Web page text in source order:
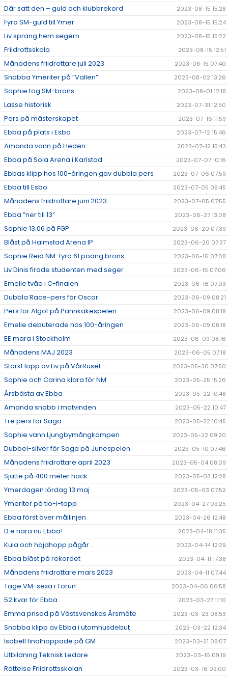
Där satt den – guld och klubbrekord 2023-08-15 15:28
Fyra SM-guld till Ymer 2023-08-15 15:24
Liv sprang hem segern 2023-08-15 15:22
Friidrottsskola 2023-08-15 12:51
Månadens friidrottare juli 2023 2023-08-15 07:40
Snabba Ymeriter på ”Vallen” 2023-08-02 13:26
Sophie tog SM-brons 2023-08-01 12:18
Lasse historisk 2023-07-31 12:50
Pers på mästerskapet 2023-07-16 11:59
Ebba på plats i Esbo 2023-07-12 15:46
Amanda vann på Heden 2023-07-12 15:43
Ebba på Sola Arena i Karlstad 2023-07-07 10:16
Ebbas klipp hos 100-åringen gav dubbla pers 2023-07-06 07:59
Ebba till Esbo 2023-07-05 09:45
Månadens friidrottare juni 2023 2023-07-05 07:55
Ebba ”ner till 13” 2023-06-27 13:08
Sophie 13.06 på FGP 2023-06-20 07:39
Blåst på Halmstad Arena IP 2023-06-20 07:37
Sophie Reid NM-fyra 61 poäng brons 2023-06-16 07:08
Liv Dinis firade studenten med seger 2023-06-16 07:06
Emelie tvåa i C-finalen 2023-06-16 07:03
Dubbla Race-pers för Oscar 2023-06-09 08:21
Pers för Algot på Pannkakespelen 2023-06-09 08:19
Emelie debuterade hos 100-åringen 2023-06-09 08:18
EE mara i Stockholm 2023-06-09 08:16
Månadens MAJ 2023 2023-06-05 07:18
Starkt lopp av Liv på VårRuset 2023-05-30 07:50
Sophie och Carina klara för NM 2023-05-25 15:26
Årsbästa av Ebba 2023-05-22 10:48
Amanda snabb i motvinden 2023-05-22 10:47
Tre pers för Saga 2023-05-22 10:45
Sophie vann Ljungbymångkampen 2023-05-22 09:20
Dubbel-silver för Saga på Junespelen 2023-05-10 07:46
Månadens friidrottare april 2023 2023-05-04 08:09
Sjätte på 400 meter häck 2023-05-03 12:28
Ymerdagen lördag 13 maj 2023-05-03 07:52
Ymeriter på tio-i-topp 2023-04-27 09:25
Ebba först över mållinjen 2023-04-26 12:48
D e nära nu Ebba! 2023-04-18 11:35
Kula och höjdhopp pågår... 2023-04-14 12:29
Ebba blåst på rekordet 2023-04-11 17:38
Månadens friidrottare mars 2023 2023-04-11 07:44
Tage VM-sexa i Torun 2023-04-06 06:58
52 kvar för Ebba 2023-03-27 11:10
Emma prisad på Västsvenskas Årsmöte 2023-03-23 08:53
Snabba klipp av Ebba i utomhusdebut 2023-03-22 12:34
Isabell finalhoppade på GM 2023-03-21 08:07
Utbildning Teknisk Ledare 2023-03-16 09:19
Rättelse Friidrottsskolan 2023-03-16 09:00